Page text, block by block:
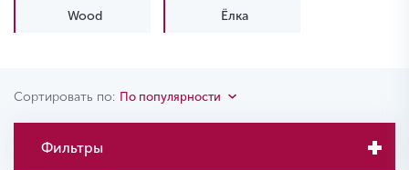
Wood Ёлка
Сортировать по: По популярности
Фильтры